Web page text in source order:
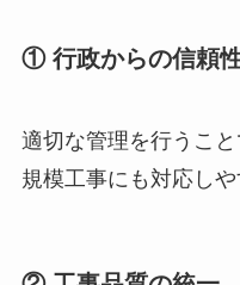
① 行政からの信頼
適切な管理を行うこ
規模工事にも対応しや